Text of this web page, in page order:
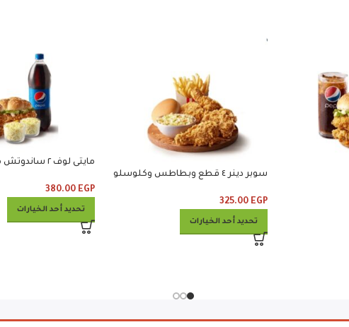
سوبر دينر ٤ قطع وبطاطس وكلوسلو
325.00 EGP
تحديد أحد الخيارات
380.00 EGP
تحديد أحد الخيارات